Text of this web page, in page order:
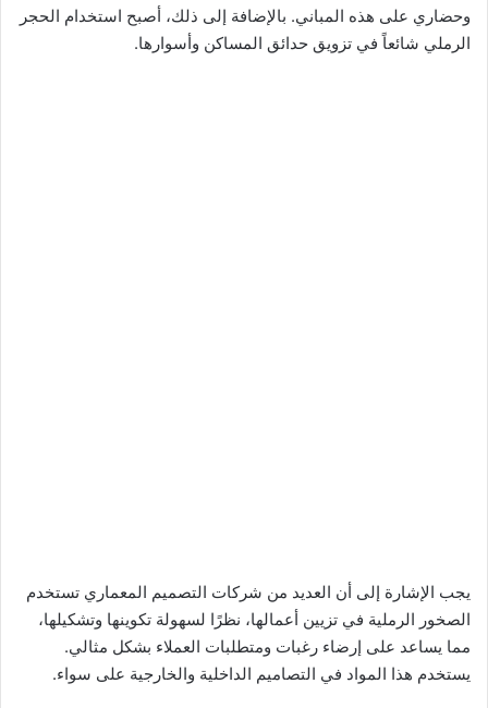
وحضاري على هذه المباني. بالإضافة إلى ذلك، أصبح استخدام الحجر
الرملي شائعاً في تزويق حدائق المساكن وأسوارها.
يجب الإشارة إلى أن العديد من شركات التصميم المعماري تستخدم
الصخور الرملية في تزيين أعمالها، نظرًا لسهولة تكوينها وتشكيلها،
مما يساعد على إرضاء رغبات ومتطلبات العملاء بشكل مثالي.
يستخدم هذا المواد في التصاميم الداخلية والخارجية على سواء.